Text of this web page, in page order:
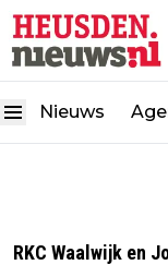
Nieuws
RKC Waalwijk en